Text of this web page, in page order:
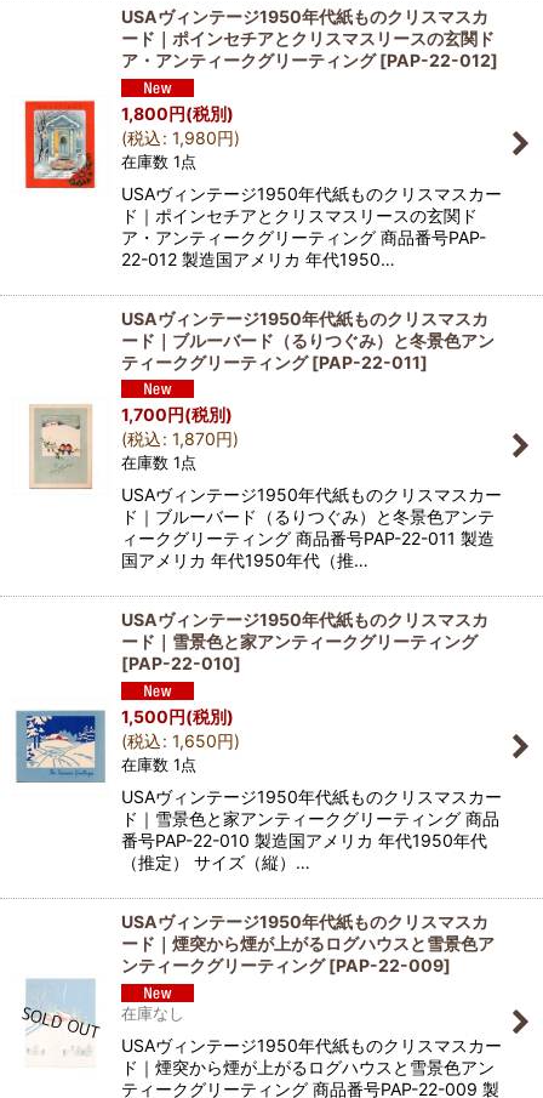
USAヴィンテージ1950年代紙ものクリスマスカ
ード｜ポインセチアとクリスマスリースの玄関ド
ア・アンティークグリーティング [PAP-22-012]
1,800円(税別)
(税込: 1,980円)
在庫数 1点
USAヴィンテージ1950年代紙ものクリスマスカー
ド｜ポインセチアとクリスマスリースの玄関ド
ア・アンティークグリーティング 商品番号PAP-
22-012 製造国アメリカ 年代1950…
USAヴィンテージ1950年代紙ものクリスマスカ
ード｜ブルーバード（るりつぐみ）と冬景色アン
ティークグリーティング [PAP-22-011]
1,700円(税別)
(税込: 1,870円)
在庫数 1点
USAヴィンテージ1950年代紙ものクリスマスカー
ド｜ブルーバード（るりつぐみ）と冬景色アンテ
ィークグリーティング 商品番号PAP-22-011 製造
国アメリカ 年代1950年代（推…
USAヴィンテージ1950年代紙ものクリスマスカ
ード｜雪景色と家アンティークグリーティング
[PAP-22-010]
1,500円(税別)
(税込: 1,650円)
在庫数 1点
USAヴィンテージ1950年代紙ものクリスマスカー
ド｜雪景色と家アンティークグリーティング 商品
番号PAP-22-010 製造国アメリカ 年代1950年代
（推定） サイズ（縦）…
USAヴィンテージ1950年代紙ものクリスマスカ
ード｜煙突から煙が上がるログハウスと雪景色ア
ンティークグリーティング [PAP-22-009]
在庫なし
USAヴィンテージ1950年代紙ものクリスマスカー
ド｜煙突から煙が上がるログハウスと雪景色アン
ティークグリーティング 商品番号PAP-22-009 製